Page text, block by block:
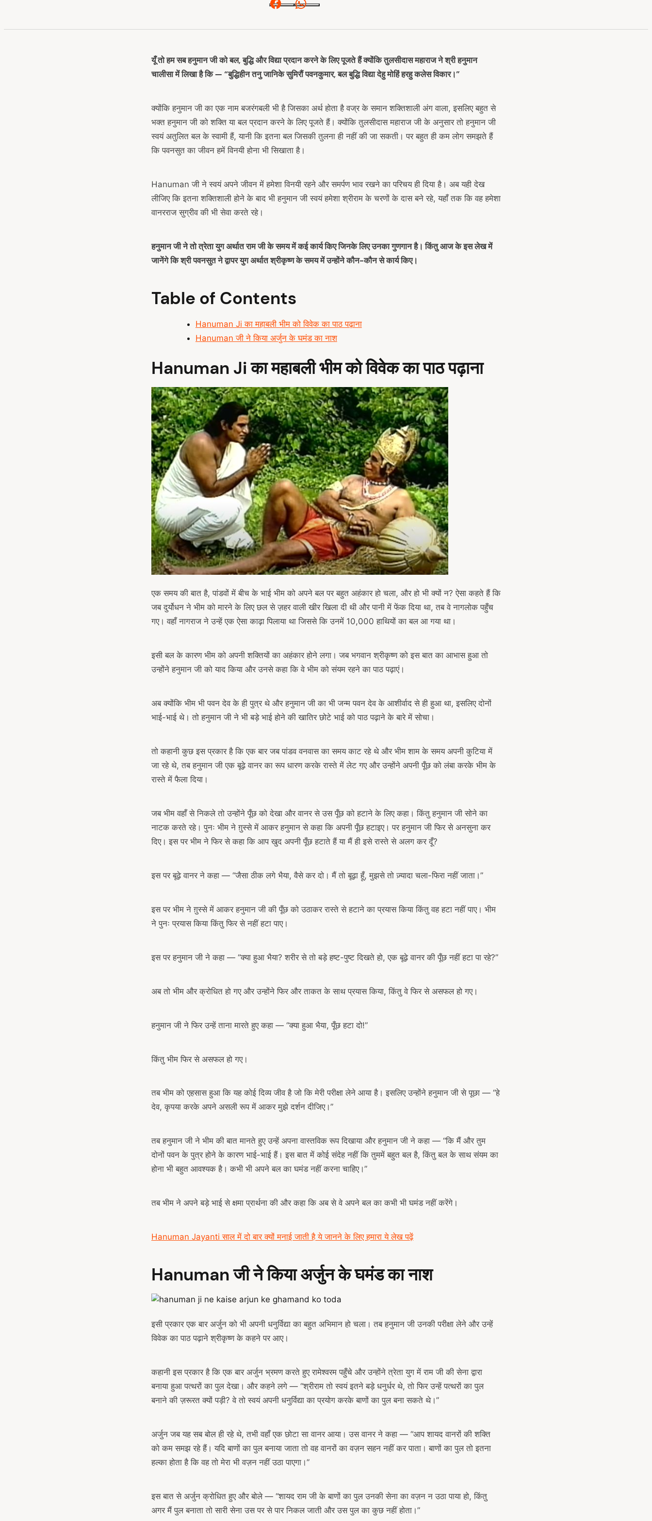
Facebook
यूँ तो हम सब हनुमान जी को बल, बुद्धि और विद्या प्रदान करने के लिए पूजते हैं क्योंकि तुलसीदास महाराज ने श्री हनुमान
चालीसा में लिखा है कि — “बुद्धिहीन तनु जानिके सुमिरौं पवनकुमार, बल बुद्धि विद्या देहु मोहिं हरहु कलेस विकार।”
क्योंकि हनुमान जी का एक नाम बजरंगबली भी है जिसका अर्थ होता है वज्र के समान शक्तिशाली अंग वाला, इसलिए बहुत से
भक्त हनुमान जी को शक्ति या बल प्रदान करने के लिए पूजते हैं। क्योंकि तुलसीदास महाराज जी के अनुसार तो हनुमान जी
स्वयं अतुलित बल के स्वामी हैं, यानी कि इतना बल जिसकी तुलना ही नहीं की जा सकती। पर बहुत ही कम लोग समझते हैं
कि पवनसुत का जीवन हमें विनयी होना भी सिखाता है।
Hanuman जी ने स्वयं अपने जीवन में हमेशा विनयी रहने और समर्पण भाव रखने का परिचय ही दिया है। अब यही देख
लीजिए कि इतना शक्तिशाली होने के बाद भी हनुमान जी स्वयं हमेशा श्रीराम के चरणों के दास बने रहे, यहाँ तक कि वह हमेशा
वानरराज सुग्रीव की भी सेवा करते रहे।
हनुमान जी ने तो त्रेता युग अर्थात राम जी के समय में कई कार्य किए जिनके लिए उनका गुणगान है। किंतु आज के इस लेख में
जानेंगे कि श्री पवनसुत ने द्वापर युग अर्थात श्रीकृष्ण के समय में उन्होंने कौन-कौन से कार्य किए।
Table of Contents
Hanuman Ji का महाबली भीम को विवेक का पाठ पढ़ाना
Hanuman जी ने किया अर्जुन के घमंड का नाश
Hanuman Jiकामहाबली भीम को विवेक का पाठ पढ़ाना
एक समय की बात है, पांडवों में बीच के भाई भीम को अपने बल पर बहुत अहंकार हो चला, और हो भी क्यों न? ऐसा कहते हैं कि
जब दुर्योधन ने भीम को मारने के लिए छल से ज़हर वाली खीर खिला दी थी और पानी में फेंक दिया था, तब वे नागलोक पहुँच
गए। वहाँ नागराज ने उन्हें एक ऐसा काढ़ा पिलाया था जिससे कि उनमें 10,000 हाथियों का बल आ गया था।
इसी बल के कारण भीम को अपनी शक्तियों का अहंकार होने लगा। जब भगवान श्रीकृष्ण को इस बात का आभास हुआ तो
उन्होंने हनुमान जी को याद किया और उनसे कहा कि वे भीम को संयम रहने का पाठ पढ़ाएं।
अब क्योंकि भीम भी पवन देव के ही पुत्र थे और हनुमान जी का भी जन्म पवन देव के आशीर्वाद से ही हुआ था, इसलिए दोनों
भाई-भाई थे। तो हनुमान जी ने भी बड़े भाई होने की खातिर छोटे भाई को पाठ पढ़ाने के बारे में सोचा।
तो कहानी कुछ इस प्रकार है कि एक बार जब पांडव वनवास का समय काट रहे थे और भीम शाम के समय अपनी कुटिया में
जा रहे थे, तब हनुमान जी एक बूढ़े वानर का रूप धारण करके रास्ते में लेट गए और उन्होंने अपनी पूँछ को लंबा करके भीम के
रास्ते में फैला दिया।
जब भीम वहाँ से निकले तो उन्होंने पूँछ को देखा और वानर से उस पूँछ को हटाने के लिए कहा। किंतु हनुमान जी सोने का
नाटक करते रहे। पुनः भीम ने ग़ुस्से में आकर हनुमान से कहा कि अपनी पूँछ हटाइए। पर हनुमान जी फिर से अनसुना कर
दिए। इस पर भीम ने फिर से कहा कि आप खुद अपनी पूँछ हटाते हैं या मैं ही इसे रास्ते से अलग कर दूँ?
इस पर बूढ़े वानर ने कहा — “जैसा ठीक लगे भैया, वैसे कर दो। मैं तो बूढ़ा हूँ, मुझसे तो ज़्यादा चला-फिरा नहीं जाता।”
इस पर भीम ने ग़ुस्से में आकर हनुमान जी की पूँछ को उठाकर रास्ते से हटाने का प्रयास किया किंतु वह हटा नहीं पाए। भीम
ने पुनः प्रयास किया किंतु फिर से नहीं हटा पाए।
इस पर हनुमान जी ने कहा — “क्या हुआ भैया? शरीर से तो बड़े हष्ट-पुष्ट दिखते हो, एक बूढ़े वानर की पूँछ नहीं हटा पा रहे?”
अब तो भीम और क्रोधित हो गए और उन्होंने फिर और ताकत के साथ प्रयास किया, किंतु वे फिर से असफल हो गए।
हनुमान जी ने फिर उन्हें ताना मारते हुए कहा — “क्या हुआ भैया, पूँछ हटा दो!”
किंतु भीम फिर से असफल हो गए।
तब भीम को एहसास हुआ कि यह कोई दिव्य जीव है जो कि मेरी परीक्षा लेने आया है। इसलिए उन्होंने हनुमान जी से पूछा — “हे
देव, कृपया करके अपने असली रूप में आकर मुझे दर्शन दीजिए।”
तब हनुमान जी ने भीम की बात मानते हुए उन्हें अपना वास्तविक रूप दिखाया और हनुमान जी ने कहा — “कि मैं और तुम
दोनों पवन के पुत्र होने के कारण भाई-भाई हैं। इस बात में कोई संदेह नहीं कि तुममें बहुत बल है, किंतु बल के साथ संयम का
होना भी बहुत आवश्यक है। कभी भी अपने बल का घमंड नहीं करना चाहिए।”
तब भीम ने अपने बड़े भाई से क्षमा प्रार्थना की और कहा कि अब से वे अपने बल का कभी भी घमंड नहीं करेंगे।
Hanuman Jayanti साल में दो बार क्यों मनाई जाती है ये जानने के लिए हमारा ये लेख पढ़ें
Hanuman जी ने किया अर्जुन के घमंड का नाश
इसी प्रकार एक बार अर्जुन को भी अपनी धनुर्विद्या का बहुत अभिमान हो चला। तब हनुमान जी उनकी परीक्षा लेने और उन्हें
विवेक का पाठ पढ़ाने श्रीकृष्ण के कहने पर आए।
कहानी इस प्रकार है कि एक बार अर्जुन भ्रमण करते हुए रामेश्वरम पहुँचे और उन्होंने त्रेता युग में राम जी की सेना द्वारा
बनाया हुआ पत्थरों का पुल देखा। और कहने लगे — “श्रीराम तो स्वयं इतने बड़े धनुर्धर थे, तो फिर उन्हें पत्थरों का पुल
बनाने की ज़रूरत क्यों पड़ी? वे तो स्वयं अपनी धनुर्विद्या का प्रयोग करके बाणों का पुल बना सकते थे।”
अर्जुन जब यह सब बोल ही रहे थे, तभी वहाँ एक छोटा सा वानर आया। उस वानर ने कहा — “आप शायद वानरों की शक्ति
को कम समझ रहे हैं। यदि बाणों का पुल बनाया जाता तो वह वानरों का वज़न सहन नहीं कर पाता। बाणों का पुल तो इतना
हल्का होता है कि वह तो मेरा भी वज़न नहीं उठा पाएगा।”
इस बात से अर्जुन क्रोधित हुए और बोले — “शायद राम जी के बाणों का पुल उनकी सेना का वज़न न उठा पाया हो, किंतु
अगर मैं पुल बनाता तो सारी सेना उस पर से पार निकल जाती और उस पुल का कुछ नहीं होता।”